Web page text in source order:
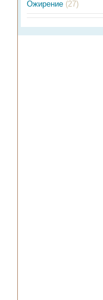
Ожирение (27)